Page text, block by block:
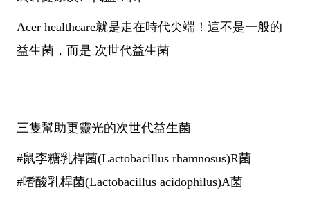
Acer healthcare就是走在時代尖端！這不是一般的
益生菌，而是 次世代益生菌
三隻幫助更靈光的次世代益生菌
#鼠李糖乳桿菌(Lactobacillus rhamnosus)R菌
#嗜酸乳桿菌(Lactobacillus acidophilus)A菌